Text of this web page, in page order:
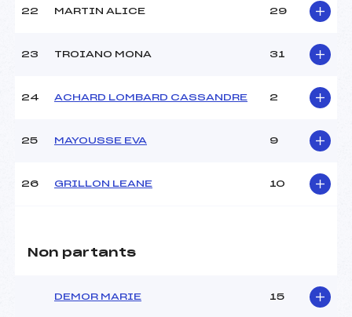
22 MARTIN ALICE 29
23 TROIANO MONA 31
24 ACHARD LOMBARD CASSANDRE 2
25 MAYOUSSE EVA 9
26 GRILLON LEANE 10
Non partants
DEMOR MARIE 15